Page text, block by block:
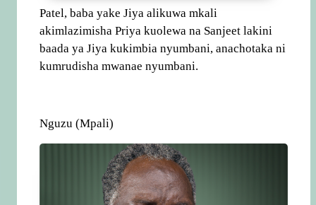
Patel, baba yake Jiya alikuwa mkali
akimlazimisha Priya kuolewa na Sanjeet lakini
baada ya Jiya kukimbia nyumbani, anachotaka ni
kumrudisha mwanae nyumbani.
Nguzu (Mpali)